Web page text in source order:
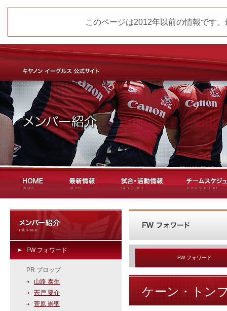
このページは2012年以前の情報です
FW フォワード
PR プロップ
山路 泰生
宍戸 要介
菅原 崇聖
FW フォワード
ケーン・トン